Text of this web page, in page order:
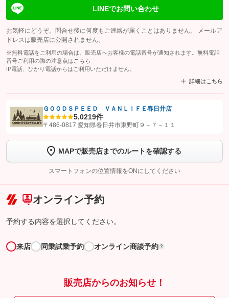
LINEでお問い合わせ
お気軽にどうぞ。問合せ後に何度もご連絡が届くことはありません。 メールア
ドレスは販売店に公開されません。
※無料電話をご利用の場合は、販売店へお客様の電話番号が通知されます。無料電話
番号ご利用の際の注意点は こちら
IP電話、ひかり電話からはご利用いただけません。
詳細はこちら
【STEP1】認証画面でグーネットを友だち追加してから「許可する」ボタンを押
トーク画面で
ボタンをタップして問い合わせを
完了してください。
こちら
ＧＯＯＤＳＰＥＥＤ ＶＡＮＬＩＦＥ春日井店
5.0219件
〒486-0817 愛知県春日井市東野町９－７－１１
MAPで販売店までのルートを確認する
スマートフォンの位置情報をONにしてください
オンライン予約
予約する内容を選択してください。
来店 同乗試乗予約 オンライン商談予約 ?
販売店からのお知らせ！